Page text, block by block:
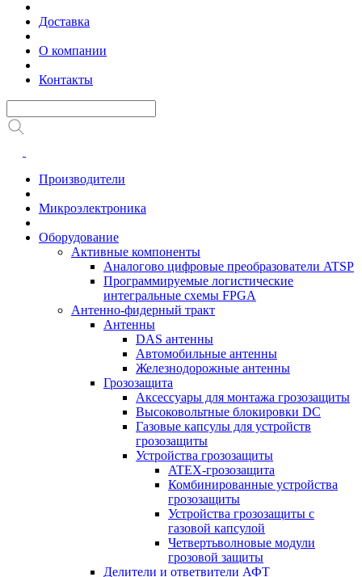
Доставка
О компании
Контакты
Производители
Микроэлектроника
Оборудование
Активные компоненты
Аналогово цифровые преобразователи ATSP
Программируемые логистические
интегральные схемы FPGA
Антенно-фидерный тракт
Антенны
DAS антенны
Автомобильные антенны
Железнодорожные антенны
Грозозащита
Аксессуары для монтажа грозозащиты
Высоковольтные блокировки DC
Газовые капсулы для устройств
грозозащиты
Устройства грозозащиты
ATEX-грозозащита
Комбинированные устройства
грозозащиты
Устройства грозозащиты с
газовой капсулой
Четвертьволновые модули
грозовой защиты
Делители и ответвители АФТ